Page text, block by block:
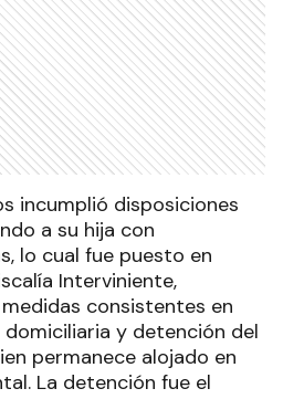
incumplió disposiciones
a su hija con
lo cual fue puesto en
Interviniente,
consistentes en
y detención del
permanece alojado en
La detención fue el